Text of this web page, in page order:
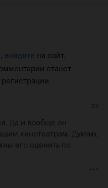
войдите на сайт.
станет
22
Да и вообще он
кинотеатрам. Думаю,
его оценить по